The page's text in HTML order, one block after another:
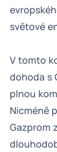
světové
V tomto
dohoda s
plnou
Nicméně
Gazprom